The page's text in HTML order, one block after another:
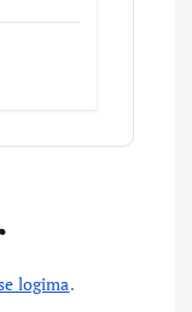
logima.